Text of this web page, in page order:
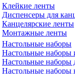
Клейкие ленты
Диспенсеры для
Канцелярские ленты
Монтажные ленты
Настольные наборы
Настольные наборы
Настольные наборы
Настольные наборы